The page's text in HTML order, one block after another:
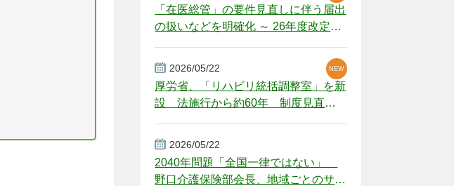
「在医総管」の要件見直しに伴う届出
の扱いなどを明確化 ～ 26年度改定疑
2026/05/22
厚労省、「リハビリ統括調整室」を新
設 法施行から約60年 制度見直し
NEW
2026/05/22
2040年問題「全国一律ではない」
野口介護保険部会長、地域ごとのサー